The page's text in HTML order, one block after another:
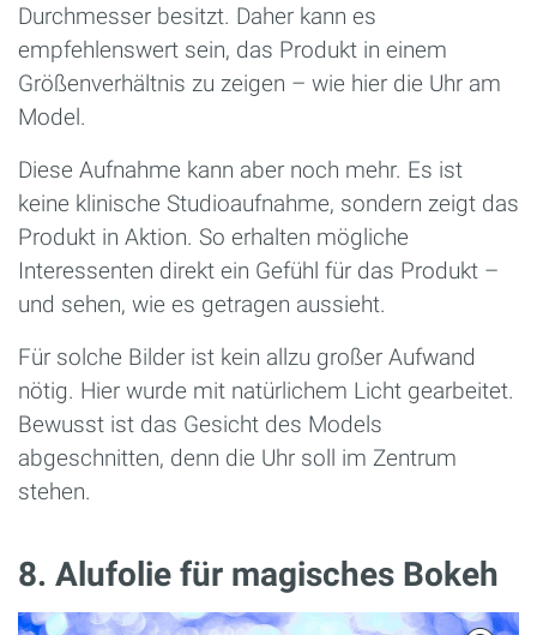
Durchmesser besitzt. Daher kann es
empfehlenswert sein, das Produkt in einem
Größenverhältnis zu zeigen – wie hier die Uhr am
Model.
Diese Aufnahme kann aber noch mehr. Es ist
keine klinische Studioaufnahme, sondern zeigt das
Produkt in Aktion. So erhalten mögliche
Interessenten direkt ein Gefühl für das Produkt –
und sehen, wie es getragen aussieht.
Für solche Bilder ist kein allzu großer Aufwand
nötig. Hier wurde mit natürlichem Licht gearbeitet.
Bewusst ist das Gesicht des Models
abgeschnitten, denn die Uhr soll im Zentrum
stehen.
8. Alufolie für magisches Bokeh